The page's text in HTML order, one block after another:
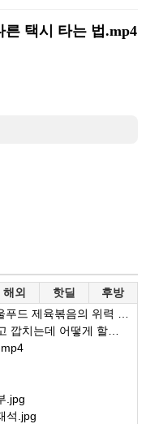
른 택시 타는 법.mp4
해외 핫딜 후방
제육볶음의 위력 ㅋㅋ
는데 어떻게 할까요?
.jpg
석.jpg